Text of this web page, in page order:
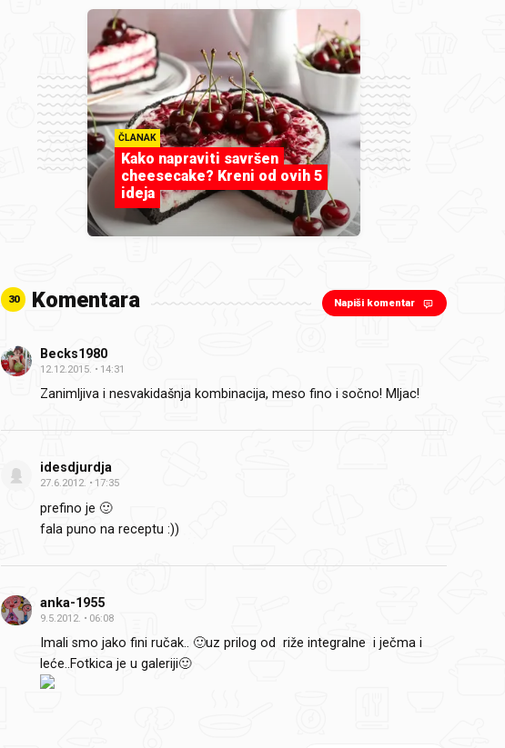
ČLANAK
Kako napraviti savršen
cheesecake? Kreni od ovih 5
ideja
30 Komentara Napiši komentar
Becks1980
12.12.2015. 14:31
Zanimljiva i nesvakidašnja kombinacija, meso fino i sočno! Mljac!
idesdjurdja
27.6.2012. 17:35
prefino je 🙂
fala puno na receptu :))
anka-1955
9.5.2012. 06:08
Imali smo jako fini ručak.. 🙂uz prilog od riže integralne i ječma i
leće..Fotkica je u galeriji🙂